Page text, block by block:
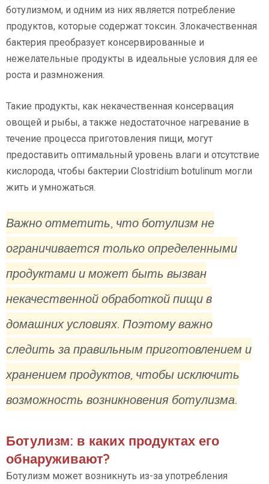
ботулизмом, и одним из них является потребление
продуктов, которые содержат токсин. Злокачественная
бактерия преобразует консервированные и
нежелательные продукты в идеальные условия для ее
роста и размножения.
Такие продукты, как некачественная консервация
овощей и рыбы, а также недостаточное нагревание в
течение процесса приготовления пищи, могут
предоставить оптимальный уровень влаги и отсутствие
кислорода, чтобы бактерии Clostridium botulinum могли
жить и умножаться.
Важно отметить, что ботулизм не
ограничивается только определенными
продуктами и может быть вызван
некачественной обработкой пищи в
домашних условиях. Поэтому важно
следить за правильным приготовлением и
хранением продуктов, чтобы исключить
возможность возникновения ботулизма.
Ботулизм: в каких продуктах его
обнаруживают?
Ботулизм может возникнуть из-за употребления